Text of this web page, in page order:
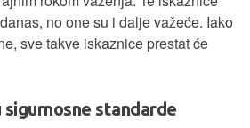
no one su i dalje važeće. Iako
sve takve iskaznice prestat će
standarde